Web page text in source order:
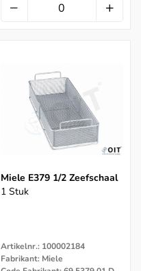
Miele E379 1/2 Zeefschaal
1 Stuk
Artikelnr.: 100002184
Fabrikant: Miele